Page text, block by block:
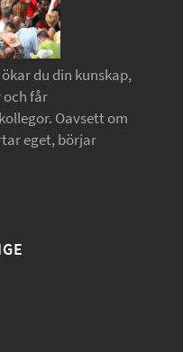
ökar du din kunskap,
får
Oavsett om
eget, börjar